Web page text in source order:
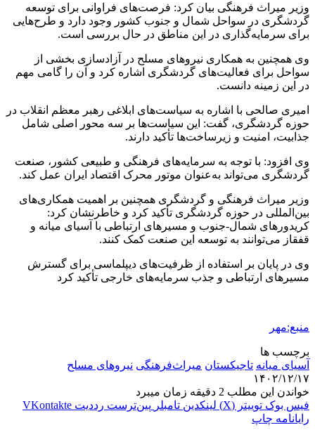
وزیر میراث فرهنگی بیان کرد: فرصت‌های فراوانی برای توسعه
گردشگری در سواحل شمال و جنوب کشور وجود دارد و طرح‌هایی
برای سرمایه‌گذاری در این مناطق در حال بررسی است.
وی همچنین به همکاری نیروهای مسلح در آزادسازی بخشی از
سواحل برای فعالیت‌های گردشگری اشاره کرد و آن را گامی مهم
در این زمینه دانست.
امیری صالحی با اشاره به سیاست‌های ابلاغی رهبر معظم انقلاب در
حوزه گردشگری، گفت: این سیاست‌ها بر سه محور اصلی شامل
جذابیت، امنیت و زیرساخت‌ها تأکید دارند.
وی افزود: با توجه به سرمایه‌های فرهنگی و طبیعی کشور، صنعت
گردشگری می‌تواند به‌عنوان موتور محرک اقتصاد ایران عمل کند.
وزیر میراث فرهنگی و گردشگری همچنین بر اهمیت همکاری‌های
بین‌المللی در حوزه گردشگری تأکید کرد و خاطرنشان کرد:
کریدورهای شمال-جنوب و مسیرهای ارتباطی با آسیای میانه و
قفقاز می‌توانند به توسعه این صنعت کمک کنند.
وی در پایان بر استفاده از ظرفیت‌های دیپلماسی برای گسترش
مسیرهای ارتباطی و جذب سرمایه‌های خارجی تأکید کرد
منبع:مهر
برچسب ها
آسیای میانه تاجیکستان میراث‌فرهنگی نیروهای مسلح
۱۴۰۲/۱۲/۱۷
خواندن این مطلب 2 دقیقه زمان میبرد
فیس بوک توییتر (X) لینکدین ‫تامبلر ‫پین‌ترست ‫رددیت ‫VKontakte
رایانامه چاپ